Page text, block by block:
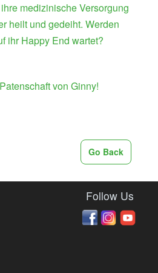
medizinische Versorgung
heilt und gedeiht. Werden
ihr Happy End wartet?
von Ginny!
Go Back
Follow Us